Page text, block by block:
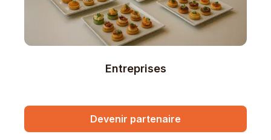
Entreprises
Devenir partenaire